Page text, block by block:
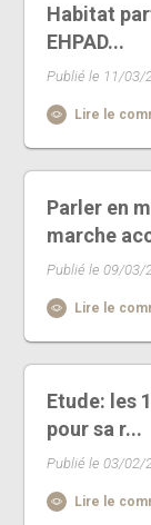
Habitat
EHPAD...
Publié le 11/03/
Lire le
Parler en
marche
Publié le 09/03/
Lire le
Etude: les
pour sa r...
Publié le 03/02/
Lire le